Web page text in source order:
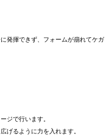
発揮できず、フォームが崩れてケガ
ジで行います。
げるように力を入れます。